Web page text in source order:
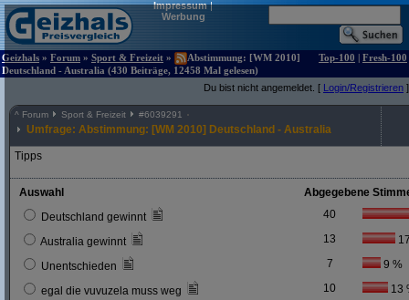
Impressum|
Werbung
Geizhals » Forum » Sport & Freizeit »
Abstimmung: [WM 2010]
Deutschland - Australia (430 Beiträge, 12458 Mal gelesen)
Top-100 | Fresh-100
Du bist nicht angemeldet. [ Login/Registrieren ]
^ Forum Sport & Freizeit #6039291
Umfrage: Abstimmung: [WM 2010] Deutschland - Australia
Tipps
Auswahl
Abgegebene
Deutschland gewinnt
40
Australia gewinnt 13
Unentschieden 7 9 %
egal die vuvuzela muss weg 10 13